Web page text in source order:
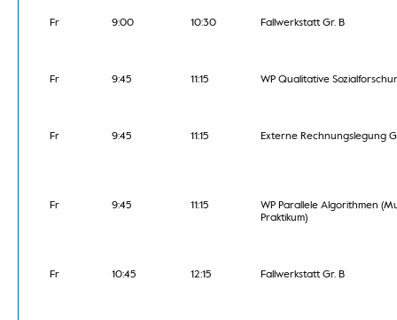
Fr 9:00 10:30 Fallwerkstatt Gr. B
Fr 9:45 11:15 WP Qualitative
Fr 9:45 11:15 Externe Rechnungslegung
Fr 9:45 11:15
WP Parallele Algorithmen
Praktikum)
Fr 10:45 12:15 Fallwerkstatt Gr. B